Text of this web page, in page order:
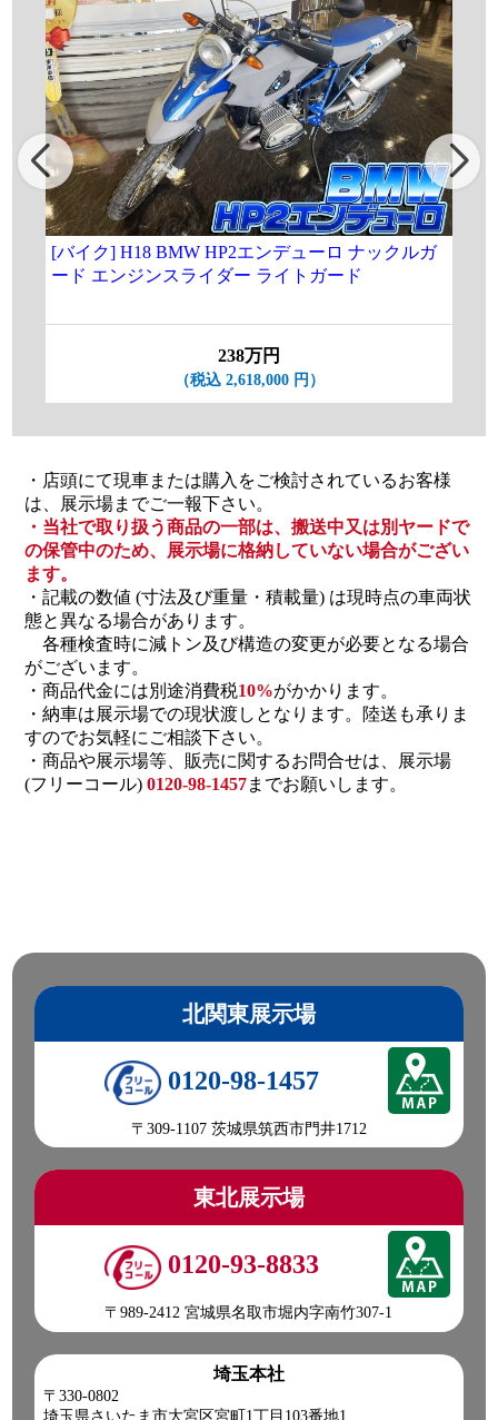
[バイク] H18 BMW HP2エンデューロ ナックルガ
ード エンジンスライダー ライトガード
238万円
（税込 2,618,000 円）
・店頭にて現車または購入をご検討されているお客様
は、展示場までご一報下さい。
・当社で取り扱う商品の一部は、搬送中又は別ヤードで
の保管中のため、展示場に格納していない場合がござい
ます。
・記載の数値 (寸法及び重量・積載量) は現時点の車両状
態と異なる場合があります。
各種検査時に減トン及び構造の変更が必要となる場合
がございます。
・商品代金には別途消費税10%がかかります。
・納車は展示場での現状渡しとなります。陸送も承りま
すのでお気軽にご相談下さい。
・商品や展示場等、販売に関するお問合せは、展示場
(フリーコール) 0120-98-1457までお願いします。
北関東展示場
0120-98-1457
〒309-1107 茨城県筑西市門井1712
東北展示場
0120-93-8833
〒989-2412 宮城県名取市堀内字南竹307-1
埼玉本社
〒330-0802
埼玉県さいたま市大宮区宮町1丁目103番地1